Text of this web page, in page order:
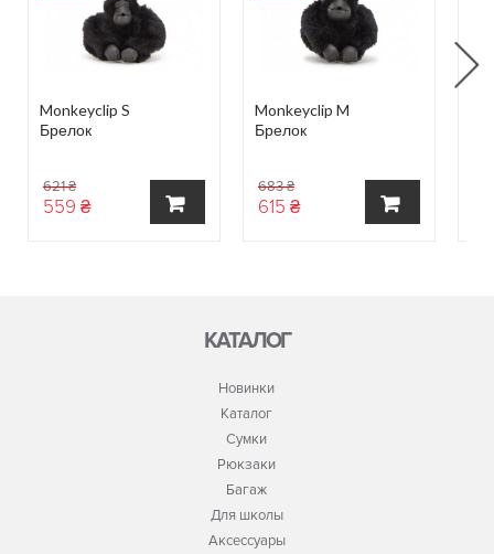
Monkeyclip S
Брелок
621 ₴
559 ₴
Monkeyclip M
Брелок
683 ₴
615 ₴
КАТАЛОГ
Новинки
Каталог
Сумки
Рюкзаки
Багаж
Для школы
Аксессуары